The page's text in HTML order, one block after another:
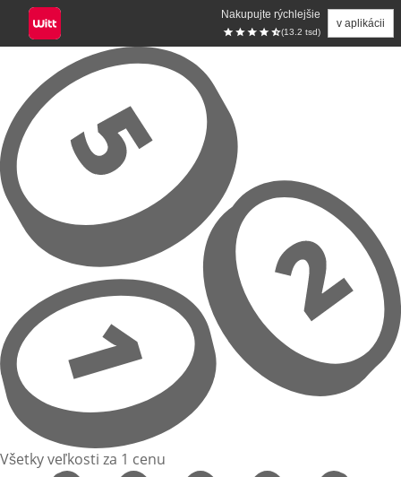
Nakupujte rýchlejšie
(13.2 tsd)
v aplikácii
Prejsť na hlavný obsah
Všetky veľkosti za 1 cenu